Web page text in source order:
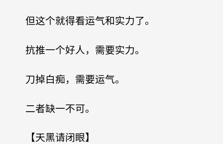
但这个就得看运气和实力了。
抗推一个好人，需要实力。
刀掉白痴，需要运气。
二者缺一不可。
【天黑请闭眼】